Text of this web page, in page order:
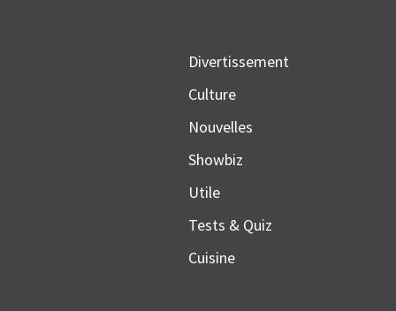
Divertissement
Culture
Nouvelles
Showbiz
Utile
Tests & Quiz
Cuisine